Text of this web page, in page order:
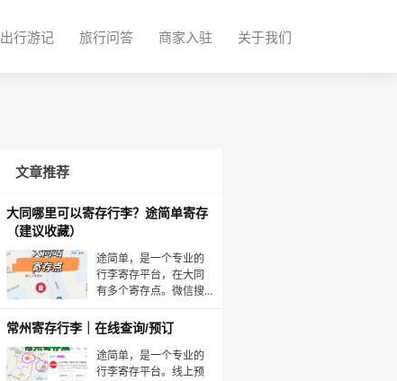
出行游记 旅行问答 商家入驻 关于我们
文章推荐
大同哪里可以寄存行李？途简单寄存
（建议收藏）
途简单，是一个专业的
行李寄存平台，在大同
有多个寄存点。微信搜
简单”APP。在线查询/预
订寄存点🟠大同站·寄存
点时间：00:01～23:59
收费：背包5元/天，行
常州寄存行李｜在线查询/预订
途简单，是一个专业的
行李寄存平台。线上预